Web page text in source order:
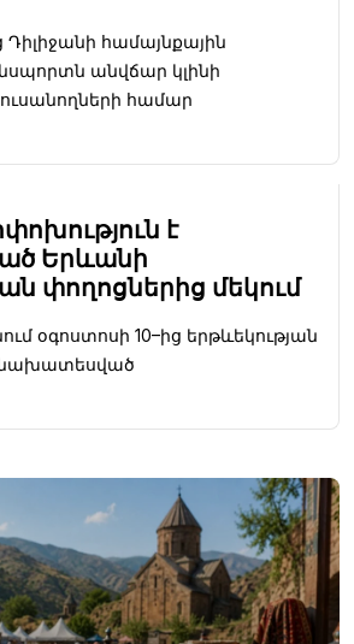
համայնքային
անվճար կլինի
համար
է
Երևանի
փողոցներից մեկում
օգոստոսի 10–ից երթևեկության
նախատեսված